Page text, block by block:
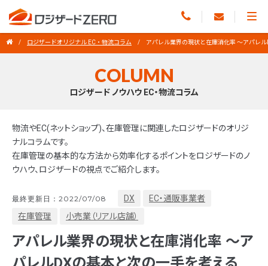
ロジザードオリジナル EC・物流コラム アパレル業界の現状と在庫消化率 ～アパレ
COLUMN
ロジザード ノウハウ EC・物流コラム
物流やEC(ネットショップ)、在庫管理に関連したロジザードのオリジ
ナルコラムです。
在庫管理の基本的な方法から効率化するポイントをロジザードのノ
ウハウ、ロジザードの視点でご紹介します。
最終更新日：2022/07/08 DX
EC・通販事業者
在庫管理
小売業（リアル店舗）
アパレル業界の現状と在庫消化率 ～ア